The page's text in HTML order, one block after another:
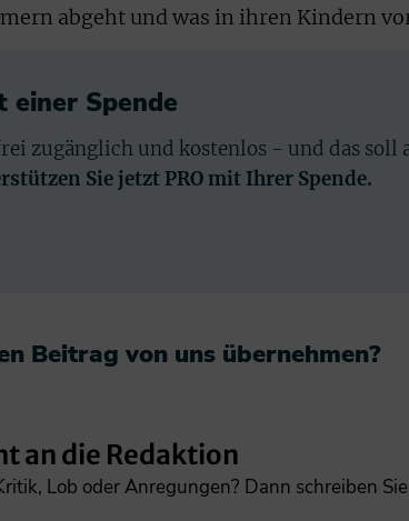
abgeht und was in ihren Kindern
einer Spende
zugänglich und kostenlos - und das soll
Sie jetzt PRO mit Ihrer Spende.
Beitrag von uns übernehmen?​
an die Redaktion
Lob oder Anregungen? Dann schreiben